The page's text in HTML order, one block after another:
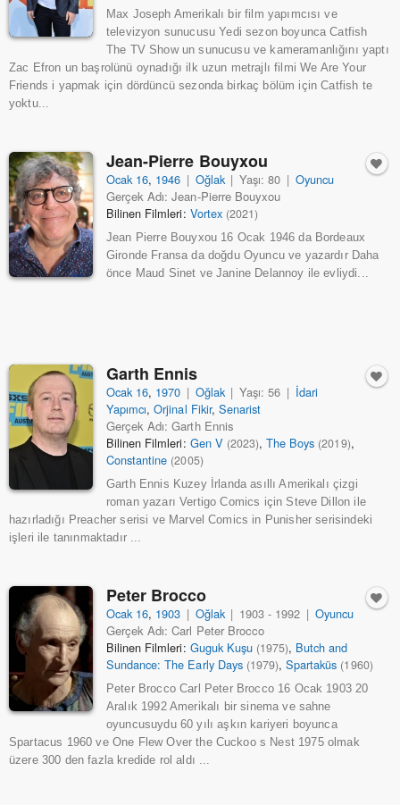
Max Joseph Amerikalı bir film yapımcısı ve
televizyon sunucusu Yedi sezon boyunca Catfish
The TV Show un sunucusu ve kameramanlığını yaptı
Zac Efron un başrolünü oynadığı ilk uzun metrajlı filmi We Are Your
Friends i yapmak için dördüncü sezonda birkaç bölüm için Catfish te
yoktu...
Jean-Pierre Bouyxou
Ocak 16, 1946 | Oğlak | Yaşı: 80 | Oyuncu
Gerçek Adı: Jean-Pierre Bouyxou
Bilinen Filmleri: Vortex (2021)
Jean Pierre Bouyxou 16 Ocak 1946 da Bordeaux
Gironde Fransa da doğdu Oyuncu ve yazardır Daha
önce Maud Sinet ve Janine Delannoy ile evliydi...
Garth Ennis
Ocak 16, 1970 | Oğlak | Yaşı: 56 | İdari
Yapımcı,Orjinal Fikir, Senarist
Gerçek Adı: Garth Ennis
Bilinen Filmleri: Gen V (2023),The Boys (2019),
Constantine (2005)
Garth Ennis Kuzey İrlanda asıllı Amerikalı çizgi
roman yazarı Vertigo Comics için Steve Dillon ile
hazırladığı Preacher serisi ve Marvel Comics in Punisher serisindeki
işleri ile tanınmaktadır ...
Peter Brocco
Ocak 16, 1903 | Oğlak | 1903 - 1992 | Oyuncu
Gerçek Adı: Carl Peter Brocco
Bilinen Filmleri: Guguk Kuşu (1975), Butch and
Sundance: The Early Days (1979),Spartaküs (1960)
Peter Brocco Carl Peter Brocco 16 Ocak 1903 20
Aralık 1992 Amerikalı bir sinema ve sahne
oyuncusuydu 60 yılı aşkın kariyeri boyunca
Spartacus 1960 ve One Flew Over the Cuckoo s Nest 1975 olmak
üzere 300 den fazla kredide rol aldı ...